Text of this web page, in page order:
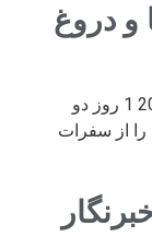
و دروغ
چهارشنبه 31 شهریور 89 / 22 سپتامبر 2010 1 روز دو
را از سفرات